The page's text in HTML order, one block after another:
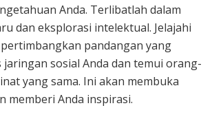
Anda. Terlibatlah dalam
dan eksplorasi intelektual. Jelajahi
pandangan yang
jaringan sosial Anda dan temui orang-
yang sama. Ini akan membuka
memberi Anda inspirasi.